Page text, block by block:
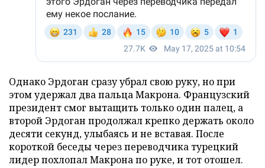
Однако Эрдоган сразу убрал свою руку, но при
этом удержал два пальца Макрона. Французский
президент смог вытащить только один палец, а
второй Эрдоган продолжал крепко держать около
десяти секунд, улыбаясь и не вставая. После
короткой беседы через переводчика турецкий
лидер похлопал Макрона по руке, и тот отошел.